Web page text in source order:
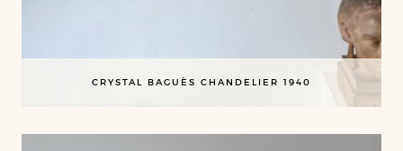
CRYSTAL BAGUÈS CHANDELIER 1940